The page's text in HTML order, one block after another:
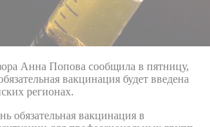
Анна Попова сообщила в пятницу,
вакцинация будет введена
регионах.
обязательная вакцинация в